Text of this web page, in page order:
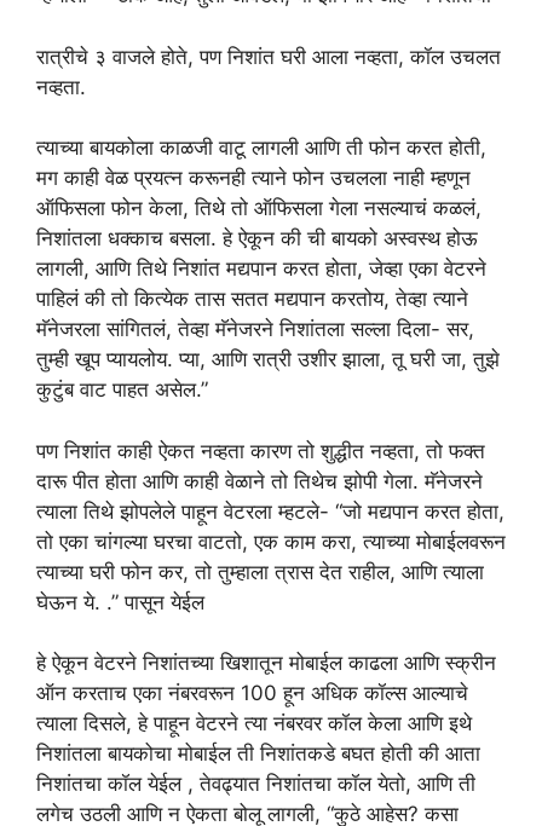
रात्रीचे ३ वाजले होते, पण निशांत घरी आला नव्हता, कॉल उचलत
नव्हता.
त्याच्या बायकोला काळजी वाटू लागली आणि ती फोन करत होती,
मग काही वेळ प्रयत्न करूनही त्याने फोन उचलला नाही म्हणून
ऑफिसला फोन केला, तिथे तो ऑफिसला गेला नसल्याचं कळलं,
निशांतला धक्काच बसला. हे ऐकून की ची बायको अस्वस्थ होऊ
लागली, आणि तिथे निशांत मद्यपान करत होता, जेव्हा एका वेटरने
पाहिलं की तो कित्येक तास सतत मद्यपान करतोय, तेव्हा त्याने
मॅनेजरला सांगितलं, तेव्हा मॅनेजरने निशांतला सल्ला दिला- सर,
तुम्ही खूप प्यायलोय. प्या, आणि रात्री उशीर झाला, तू घरी जा, तुझे
कुटुंब वाट पाहत असेल.”
पण निशांत काही ऐकत नव्हता कारण तो शुद्धीत नव्हता, तो फक्त
दारू पीत होता आणि काही वेळाने तो तिथेच झोपी गेला. मॅनेजरने
त्याला तिथे झोपलेले पाहून वेटरला म्हटले- “जो मद्यपान करत होता,
तो एका चांगल्या घरचा वाटतो, एक काम करा, त्याच्या मोबाईलवरून
त्याच्या घरी फोन कर, तो तुम्हाला त्रास देत राहील, आणि त्याला
घेऊन ये. .” पासून येईल
हे ऐकून वेटरने निशांतच्या खिशातून मोबाईल काढला आणि स्क्रीन
ऑन करताच एका नंबरवरून 100 हून अधिक कॉल्स आल्याचे
त्याला दिसले, हे पाहून वेटरने त्या नंबरवर कॉल केला आणि इथे
निशांतला बायकोचा मोबाईल ती निशांतकडे बघत होती की आता
निशांतचा कॉल येईल , तेवढ्यात निशांतचा कॉल येतो, आणि ती
लगेच उठली आणि न ऐकता बोलू लागली, “कुठे आहेस? कसा